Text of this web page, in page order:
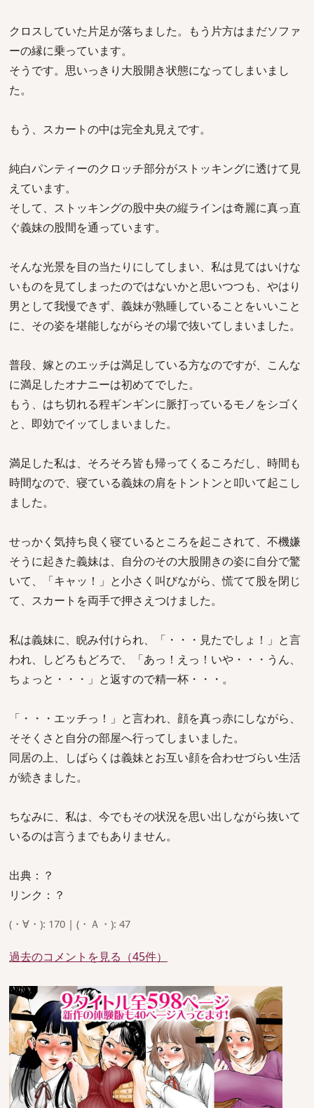
クロスしていた片足が落ちました。もう片方はまだソファ
ーの縁に乗っています。
そうです。思いっきり大股開き状態になってしまいまし
た。
もう、スカートの中は完全丸見えです。
純白パンティーのクロッチ部分がストッキングに透けて見
えています。
そして、ストッキングの股中央の縦ラインは奇麗に真っ直
ぐ義妹の股間を通っています。
そんな光景を目の当たりにしてしまい、私は見てはいけな
いものを見てしまったのではないかと思いつつも、やはり
男として我慢できず、義妹が熟睡していることをいいこと
に、その姿を堪能しながらその場で抜いてしまいました。
普段、嫁とのエッチは満足している方なのですが、こんな
に満足したオナニーは初めてでした。
もう、はち切れる程ギンギンに脈打っているモノをシゴく
と、即効でイッてしまいました。
満足した私は、そろそろ皆も帰ってくるころだし、時間も
時間なので、寝ている義妹の肩をトントンと叩いて起こし
ました。
せっかく気持ち良く寝ているところを起こされて、不機嫌
そうに起きた義妹は、自分のその大股開きの姿に自分で驚
いて、「キャッ！」と小さく叫びながら、慌てて股を閉じ
て、スカートを両手で押さえつけました。
私は義妹に、睨み付けられ、「・・・見たでしょ！」と言
われ、しどろもどろで、「あっ！えっ！いや・・・うん、
ちょっと・・・」と返すので精一杯・・・。
「・・・エッチっ！」と言われ、顔を真っ赤にしながら、
そそくさと自分の部屋へ行ってしまいました。
同居の上、しばらくは義妹とお互い顔を合わせづらい生活
が続きました。
ちなみに、私は、今でもその状況を思い出しながら抜いて
いるのは言うまでもありません。
出典：？
リンク：？
(・∀・): 170 | (・Ａ・): 47
過去のコメントを見る（45件）